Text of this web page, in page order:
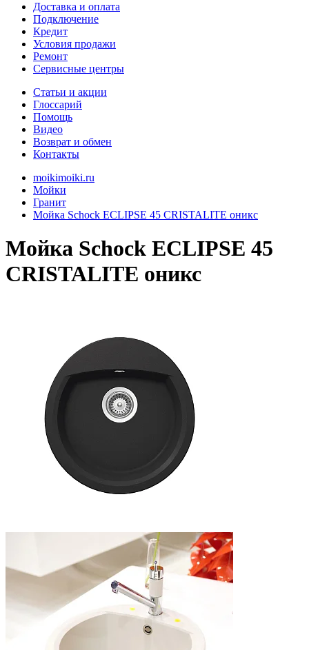
Доставка и оплата
Подключение
Кредит
Условия продажи
Ремонт
Сервисные центры
Статьи и акции
Глоссарий
Помощь
Видео
Возврат и обмен
Контакты
moikimoiki.ru
Мойки
Гранит
Мойка Schock ECLIPSE 45 CRISTALITE оникс
Мойка Schock ECLIPSE 45
CRISTALITE оникс